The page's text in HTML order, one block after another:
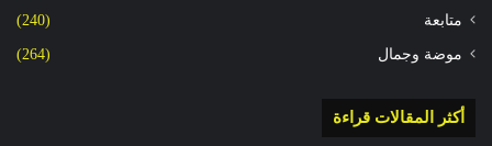
متابعة (240)
موضة وجمال (264)
أكثر المقالات قراءة